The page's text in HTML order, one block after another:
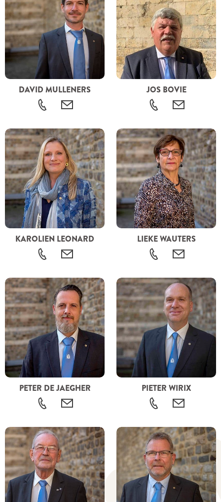
DAVID MULLENERS JOS BOVIE
KAROLIEN LEONARD LIEKE WAUTERS
PETER DE JAEGHER PIETER WIRIX